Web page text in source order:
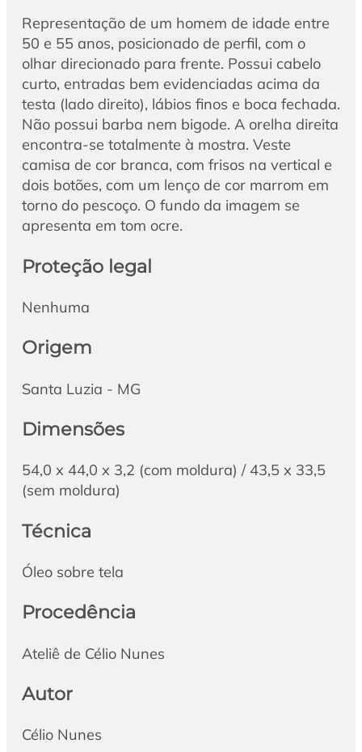
Representação de um homem de idade entre
50 e 55 anos, posicionado de perfil, com o
olhar direcionado para frente. Possui cabelo
curto, entradas bem evidenciadas acima da
testa (lado direito), lábios finos e boca fechada.
Não possui barba nem bigode. A orelha direita
encontra-se totalmente à mostra. Veste
camisa de cor branca, com frisos na vertical e
dois botões, com um lenço de cor marrom em
torno do pescoço. O fundo da imagem se
apresenta em tom ocre.
Proteção legal
Nenhuma
Origem
Santa Luzia - MG
Dimensões
54,0 x 44,0 x 3,2 (com moldura) / 43,5 x 33,5
(sem moldura)
Técnica
Óleo sobre tela
Procedência
Ateliê de Célio Nunes
Autor
Célio Nunes